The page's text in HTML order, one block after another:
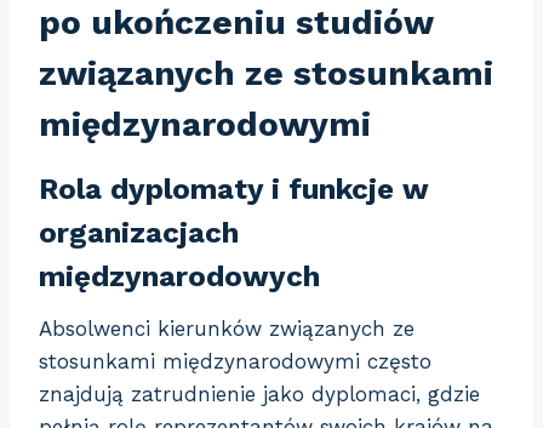
po ukończeniu studiów
związanych ze stosunkami
międzynarodowymi
Rola dyplomaty i funkcje w
organizacjach
międzynarodowych
Absolwenci kierunków związanych ze
stosunkami międzynarodowymi często
znajdują zatrudnienie jako dyplomaci, gdzie